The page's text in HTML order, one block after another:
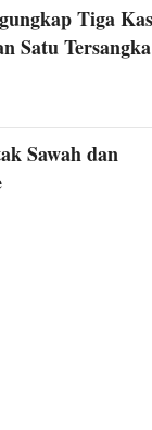
Tiga
Satu Tersangka
Sawah dan